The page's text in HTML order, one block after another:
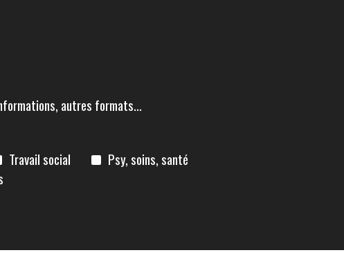
autres formats...
Travail social
Psy, soins, santé